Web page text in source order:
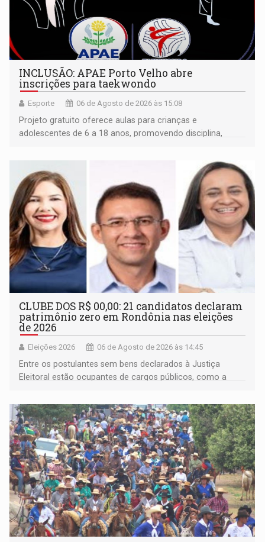
INCLUSÃO: APAE Porto Velho abre
inscrições para taekwondo
Esporte 06 de Agosto de 2026 às 15:08
Projeto gratuito oferece aulas para crianças e
adolescentes de 6 a 18 anos, promovendo disciplina,
CLUBE DOS R$ 00,00: 21 candidatos declaram
patrimônio zero em Rondônia nas eleições
de 2026
Eleições 2026 06 de Agosto de 2026 às 14:45
Entre os postulantes sem bens declarados à Justiça
Eleitoral estão ocupantes de cargos públicos, como a
Pedro Geovar (PP) e a vice-prefeita Magna dos Anjos
(NOVO)